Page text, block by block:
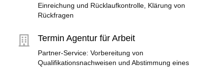
Einreichung und Rücklaufkontrolle, Klärung von
Rückfragen
Termin Agentur für Arbeit
Partner-Service: Vorbereitung von
Qualifikationsnachweisen und Abstimmung eines